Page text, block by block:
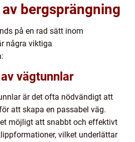
bergsprängning
på en rad sätt inom
några viktiga
vägtunnlar
är det ofta nödvändigt att
att skapa en passabel väg.
möjligt att snabbt och effektivt
vilket underlättar